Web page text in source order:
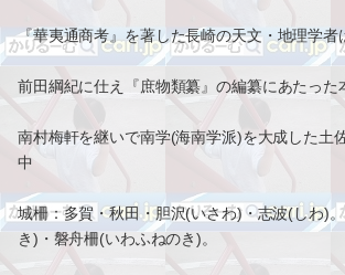
『華夷通商考』を著した長崎の天文・地理学者
前田綱紀に仕え『庶物類纂』の編纂にあたった
南村梅軒を継いで南学(海南学派)を大成した土
中
城柵：多賀・秋田・胆沢(いさわ)・志波(しわ)
き)・磐舟柵(いわふねのき)。